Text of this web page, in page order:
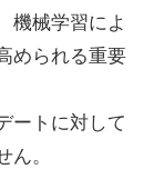
機械学習によ
められる重要
ートに対して
。